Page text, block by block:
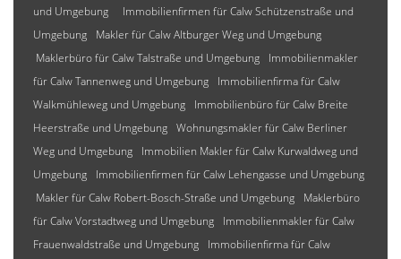
und Umgebung
Immobilienfirmen für Calw Schützenstraße und
Umgebung
Makler für Calw Altburger Weg und Umgebung
Maklerbüro für Calw Talstraße und Umgebung
Immobilienmakler
für Calw Tannenweg und Umgebung
Immobilienfirma für Calw
Walkmühleweg und Umgebung
Immobilienbüro für Calw Breite
Heerstraße und Umgebung Wohnungsmakler für Calw Berliner
Weg und Umgebung
Immobilien Makler für Calw Kurwaldweg und
Umgebung
Immobilienfirmen für Calw Lehengasse und Umgebung
Makler für Calw Robert-Bosch-Straße und Umgebung
Maklerbüro
für Calw Vorstadtweg und Umgebung
Immobilienmakler für Calw
Frauenwaldstraße und Umgebung
Immobilienfirma für Calw